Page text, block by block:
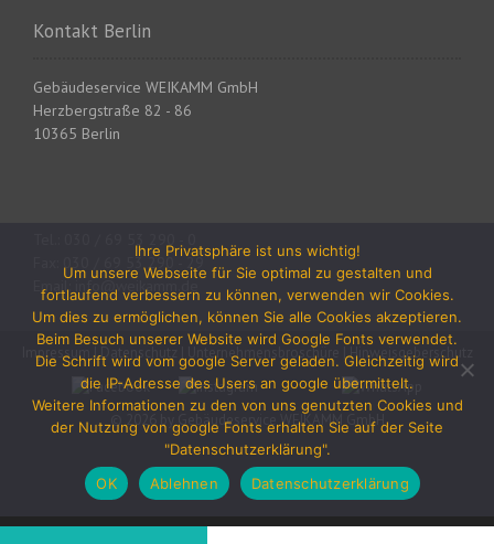
Kontakt Berlin
Gebäudeservice WEIKAMM GmbH
Herzbergstraße 82 - 86
10365 Berlin
Fax: 030 / 69 53 290 - 29
Email: info@weikamm.de
Impressum |Datenschutz Unternehmensbroschüre |Hinweisgeberschutz
© 2026 by Gebäudeservice WEIKAMM GmbH
Ihre Privatsphäre ist uns wichtig!
Um unsere Webseite für Sie optimal zu gestalten und
fortlaufend verbessern zu können, verwenden wir Cookies.
Um dies zu ermöglichen, können Sie alle Cookies akzeptieren.
Beim Besuch unserer Website wird Google Fonts verwendet.
Die Schrift wird vom google Server geladen. Gleichzeitig wird
die IP-Adresse des Users an google übermittelt.
Weitere Informationen zu den von uns genutzten Cookies und
der Nutzung von google Fonts erhalten Sie auf der Seite
"Datenschutzerklärung".
OK
Ablehnen Datenschutzerklärung